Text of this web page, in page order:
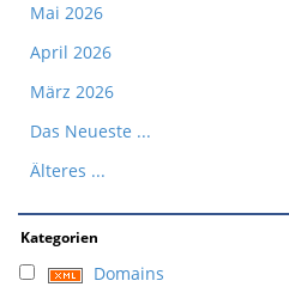
Mai 2026
April 2026
März 2026
Das Neueste ...
Älteres ...
Kategorien
Domains